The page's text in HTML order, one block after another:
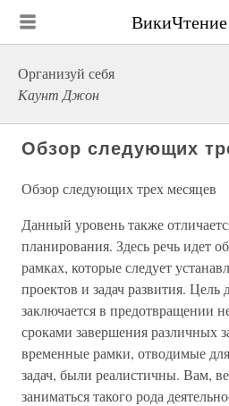
ВикиЧтение
Организуй себя
Каунт Джон
Обзор следующих
Обзор следующих трех месяцев
Данный уровень также
планирования. Здесь речь идет
рамках, которые следует
проектов и задач развития. Цель
заключается в предотвращении
сроками завершения различных
временные рамки, отводимые
задач, были реалистичны. Вам,
заниматься такого рода